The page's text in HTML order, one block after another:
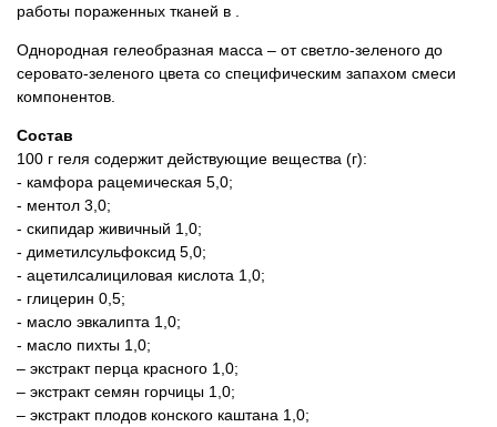
работы пораженных тканей в .
Однородная гелеобразная масса – от светло-зеленого до
серовато-зеленого цвета со специфическим запахом смеси
компонентов.
Состав
100 г геля содержит действующие вещества (г):
- камфора рацемическая 5,0;
- ментол 3,0;
- скипидар живичный 1,0;
- диметилсульфоксид 5,0;
- ацетилсалициловая кислота 1,0;
- глицерин 0,5;
- масло эвкалипта 1,0;
- масло пихты 1,0;
– экстракт перца красного 1,0;
– экстракт семян горчицы 1,0;
– экстракт плодов конского каштана 1,0;
Архив / Снято с производства